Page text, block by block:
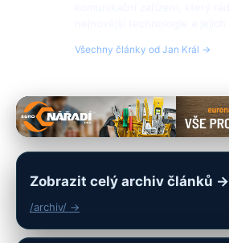
Všechny články od Jan Král →
Zobrazit celý archiv článků →
/archiv/ →